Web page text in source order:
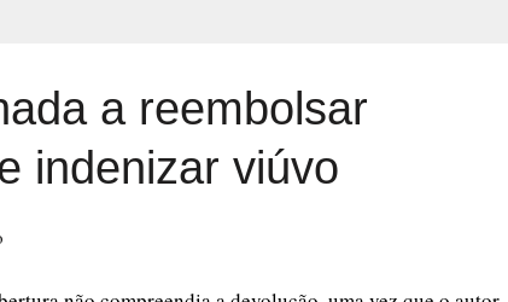
a reembolsar
indenizar viúvo